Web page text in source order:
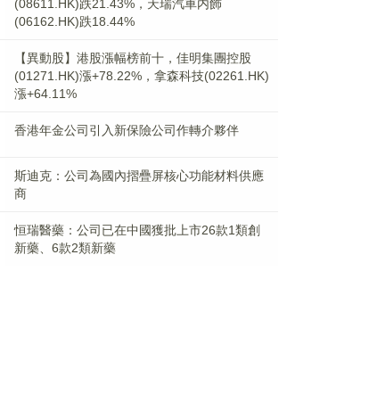
(08611.HK)跌21.43%，天瑞汽車内飾
(06162.HK)跌18.44%
【異動股】港股漲幅榜前十，佳明集團控股
(01271.HK)漲+78.22%，拿森科技(02261.HK)
漲+64.11%
香港年金公司引入新保險公司作轉介夥伴
斯迪克：公司為國內摺疊屏核心功能材料供應
商
恒瑞醫藥：公司已在中國獲批上市26款1類創
新藥、6款2類新藥